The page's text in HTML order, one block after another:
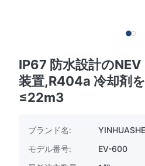
IP67 防水設計の
装置,R404a 冷却剤
≤22m3
ブランド名:
モデル番号:
EV-600